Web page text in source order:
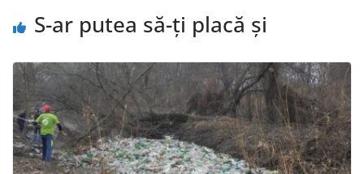
S-ar putea să-ți placă și